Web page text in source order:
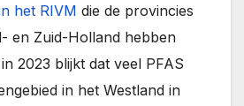
het RIVM die de provincies
en Zuid-Holland hebben
2023 blijkt dat veel PFAS
in het Westland in